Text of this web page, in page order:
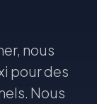
nous
pour des
Nous